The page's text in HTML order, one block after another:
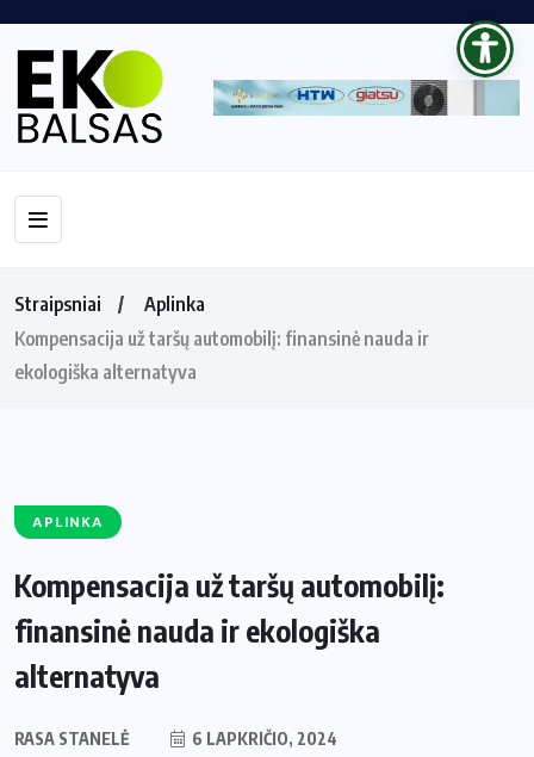
Straipsniai
Aplinka
Kompensacija už taršų automobilį: finansinė nauda ir
ekologiška alternatyva
APLINKA
Kompensacija už taršų automobilį:
finansinė nauda ir ekologiška
alternatyva
RASA STANELĖ
6 LAPKRIČIO, 2024